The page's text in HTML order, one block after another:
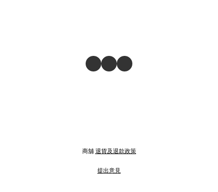
商舖 退貨及退款政策
提出意見